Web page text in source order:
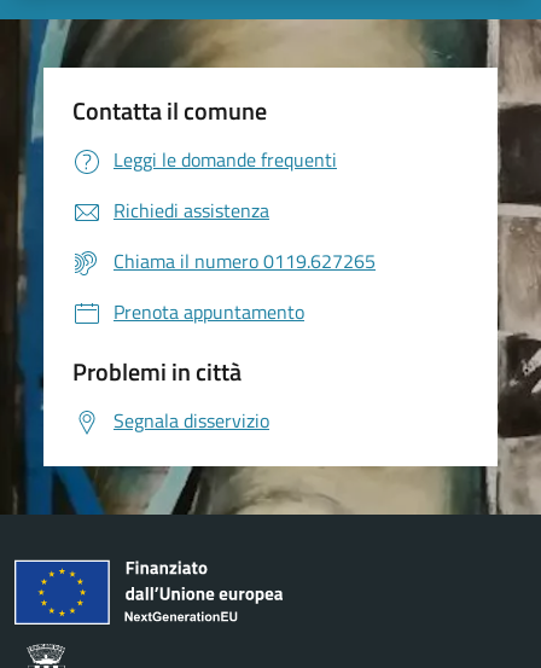
Contatta il comune
Leggi le domande frequenti
Richiedi assistenza
Chiama il numero 0119.627265
Prenota appuntamento
Problemi in città
Segnala disservizio